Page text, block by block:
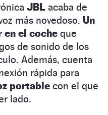
JBL acaba de
más novedoso. Un
el coche que
de sonido de los
Además, cuenta
rápida para
portable con el que
lado.